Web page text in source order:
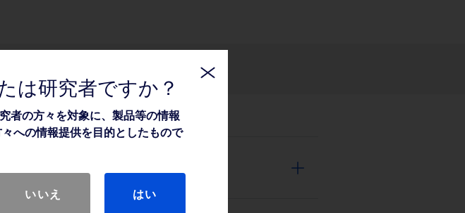
関連情報
は研究者ですか？
者の方々を対象に、製品等の情報
への情報提供を目的としたもので
いいえ はい